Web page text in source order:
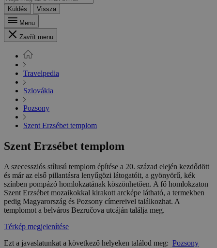
Küldés
Vissza
Menu
Zavřít menu
Travelpedia
Szlovákia
Pozsony
Szent Erzsébet templom
Szent Erzsébet templom
A szecessziós stílusú templom építése a 20. század elején kezdődött
és már az első pillantásra lenyűgözi látogatóit, a gyönyörű, kék
színben pompázó homlokzatának köszönhetően. A fő homlokzaton
Szent Erzsébet mozaikokkal kirakott arcképe látható, a termekben
pedig Magyarország és Pozsony címereivel találkozhat. A
templomot a belváros Bezručova utcáján találja meg.
Térkép megjelenítése
Ezt a javaslatunkat a következő helyeken találod meg: Pozsony